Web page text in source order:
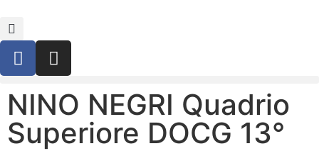
NINO NEGRI Quadrio
Superiore DOCG 13°